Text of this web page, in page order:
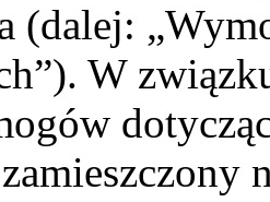
(dalej:
W